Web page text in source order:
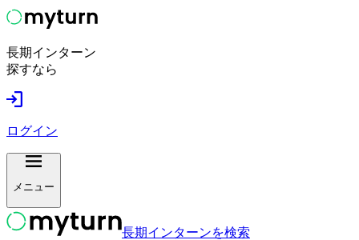
長期インターン
探すなら
ログイン
メニュー
長期インターンを検索